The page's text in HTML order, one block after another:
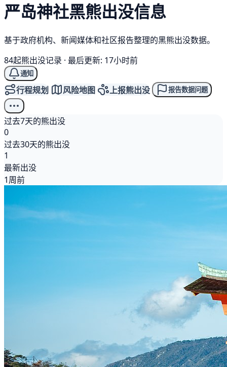
严岛神社黑熊出没信息
基于政府机构、新闻媒体和社区报告整理的黑熊出没数据。
84起熊出没记录 · 最后更新: 17小时前
通知
行程规划 风险地图 上报熊出没 报告数据问题
过去7天的熊出没
0
过去30天的熊出没
1
最新出没
1周前